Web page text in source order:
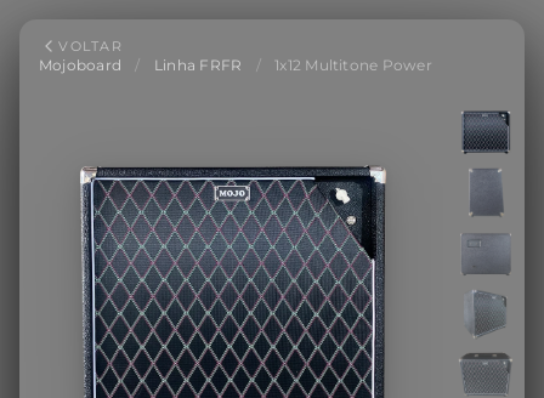
VOLTAR
Mojoboard / Linha FRFR / 1x12 Multitone Power